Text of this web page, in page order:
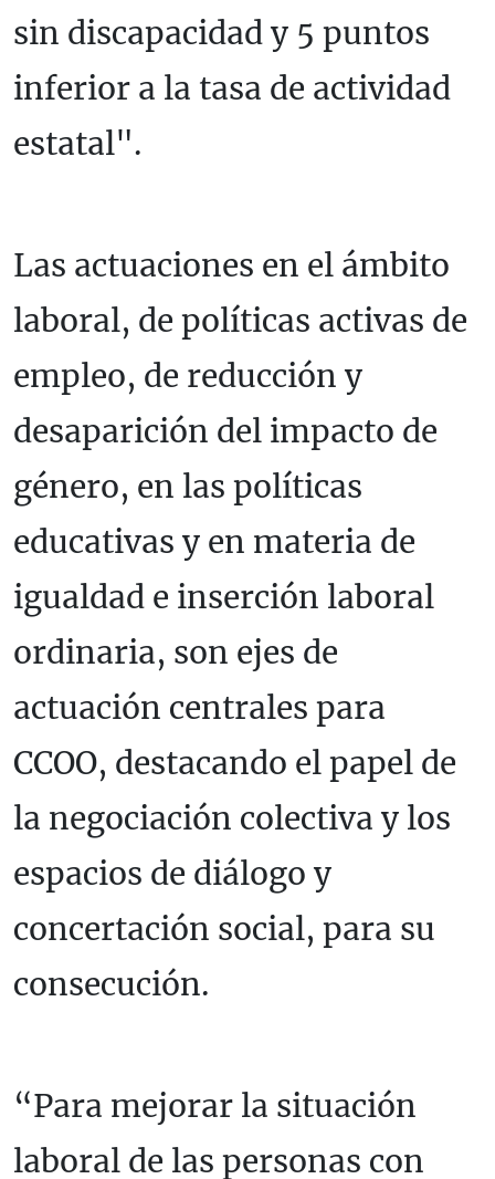
sin discapacidad y 5 puntos
inferior a la tasa de actividad
estatal".
Las actuaciones en el ámbito
laboral, de políticas activas de
empleo, de reducción y
desaparición del impacto de
género, en las políticas
educativas y en materia de
igualdad e inserción laboral
ordinaria, son ejes de
actuación centrales para
CCOO, destacando el papel de
la negociación colectiva y los
espacios de diálogo y
concertación social, para su
consecución.
“Para mejorar la situación
laboral de las personas con